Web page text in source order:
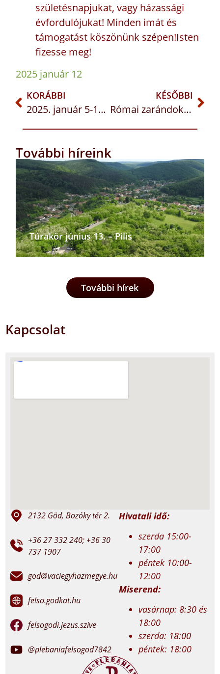
születésnapjukat, vagy házassági
évfordulójukat! Minden imát és
támogatást köszönünk szépen!Isten
fizesse meg!
2025 január 12
KORÁBBI
2025. január 5-12. Karácsony 2. vasárnapja
KÉSŐBBI
Római zarándoklat: 2025.09.28-10.03.
További híreink
Túrakör június 13. – Pilis
2026 június 3
További hírek
Kapcsolat
2132 Göd, Bozóky tér 2.
+36 27 332 240; +36 30
737 1907
god@vaciegyhazmegye.hu
felso.godkat.hu
felsogodi.jezus.szive
@plebaniafelsogod7842
Hivatali idő:
szerda 15:00-
17:00
péntek 10:00-
12:00
Miserend:
vasárnap: 8:30 és
18:00
szerda: 18:00
péntek: 18:00